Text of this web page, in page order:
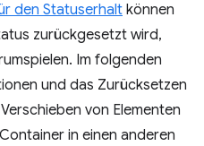
den Statuserhalt können
zurückgesetzt wird,
Im folgenden
und das Zurücksetzen
von Elementen
in einen anderen